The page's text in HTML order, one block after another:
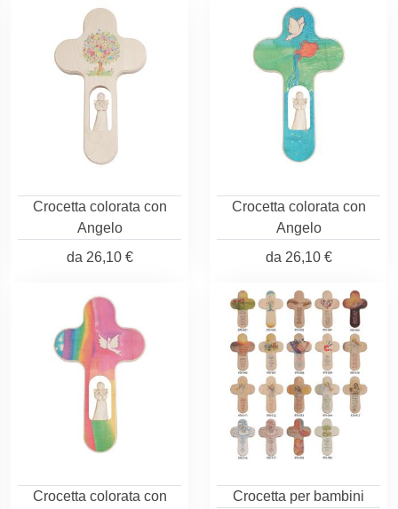
Crocetta colorata con
Angelo
da 26,10 €
Crocetta colorata con
Angelo
da 26,10 €
Crocetta colorata con
Crocetta per bambini